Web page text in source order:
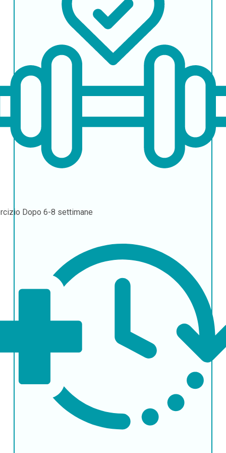
Dopo 6-8 settimane